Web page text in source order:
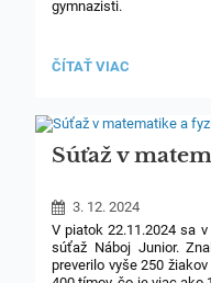
gymnazisti.
Víťazom gratulujeme a
kolách.
Výsledková listina:
OLYMPIÁDA
JAZYKU
-
ŠK.
KOLO:
ČÍTAŤ VIAC
Súťaž v
3. 12. 2024
V piatok 22.11.2024 sa
súťaž Náboj Junior.
preverilo vyše 250